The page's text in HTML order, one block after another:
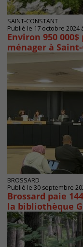
SAINT-CONSTANT
Publié le 17 octobre 2024
Environ 950
ménager à
BROSSARD
Publié le 30 septembre
Brossard paie
la bibliothèque